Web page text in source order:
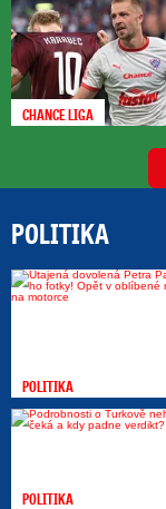
CHANCE LIGA
POLITIKA
POLITIKA
POLITIKA